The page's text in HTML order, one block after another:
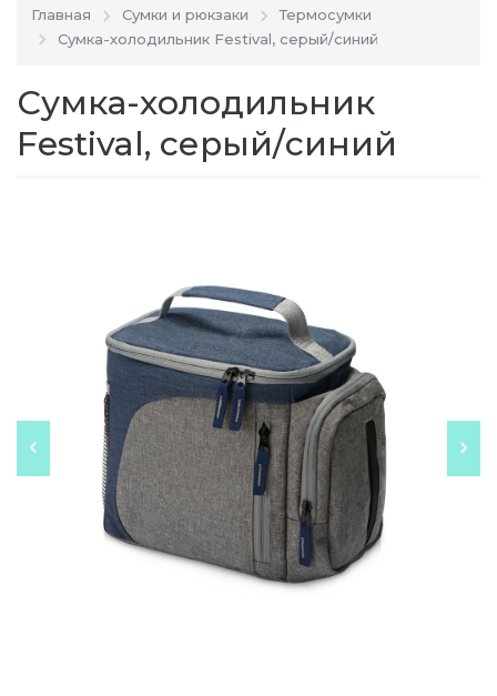
Главная Сумки и рюкзаки
Термосумки
Сумка-холодильник Festival, серый/синий
Сумка-холодильник
Festival, серый/синий